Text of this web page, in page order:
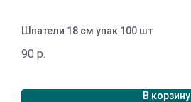
Шпатели 18 см упак 100 шт
90 р.
В корзину